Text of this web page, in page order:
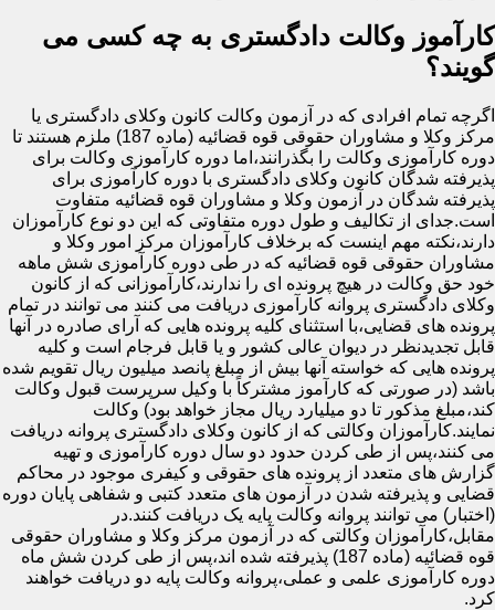
کارآموز وکالت دادگستری به چه کسی می
گویند؟
اگرچه تمام افرادی که در آزمون وکالت کانون وکلای دادگستری یا
مرکز وکلا و مشاوران حقوقی قوه قضائیه (ماده 187) ملزم هستند تا
دوره کارآموزی وکالت را بگذرانند،اما دوره کارآموزی وکالت برای
پذیرفته شدگان کانون وکلای دادگستری با دوره کارآموزی برای
پذیرفته شدگان در آزمون وکلا و مشاوران قوه قضائیه متفاوت
است.جدای از تکالیف و طول دوره متفاوتی که این دو نوع کارآموزان
دارند،نکته مهم اینست که برخلاف کارآموزان مرکز امور وکلا و
مشاوران حقوقی قوه قضائیه که در طی دوره کارآموزی شش ماهه
خود حق وکالت در هیچ پرونده ای را ندارند،کارآموزانی که از کانون
وکلای دادگستری پروانه کارآموزی دریافت می کنند می توانند در تمام
پرونده های قضایی،با استثنای کلیه پرونده هایی که آرای صادره در آنها
قابل تجدیدنظر در دیوان عالی کشور و یا قابل فرجام است و کلیه
پرونده هایی که خواسته آنها بیش از مبلغ پانصد میلیون ریال تقویم شده
باشد (در صورتی که کارآموز مشترکاً با وکیل سرپرست قبول وکالت
کند،مبلغ مذکور تا دو میلیارد ریال مجاز خواهد بود) وکالت
نمایند.کارآموزان وکالتی که از کانون وکلای دادگستری پروانه دریافت
می کنند،پس از طی کردن حدود دو سال دوره کارآموزی و تهیه
گزارش های متعدد از پرونده های حقوقی و کیفری موجود در محاکم
قضایی و پذیرفته شدن در آزمون های متعدد کتبی و شفاهی پایان دوره
(اختبار) می توانند پروانه وکالت پایه یک دریافت کنند.در
مقابل،کارآموزان وکالتی که در آزمون مرکز وکلا و مشاوران حقوقی
قوه قضائیه (ماده 187) پذیرفته شده اند،پس از طی کردن شش ماه
دوره کارآموزی علمی و عملی،پروانه وکالت پایه دو دریافت خواهند
کرد.